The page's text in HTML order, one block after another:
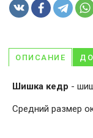
ОПИСАНИЕ
Шишка кедр -
Средний размер